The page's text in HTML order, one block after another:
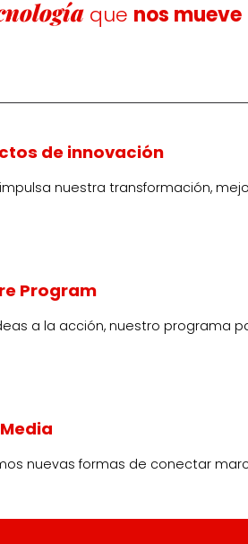
que nos mueve
de innovación
impulsa nuestra transformación,
Program
a la acción, nuestro programa
nuevas formas de conectar